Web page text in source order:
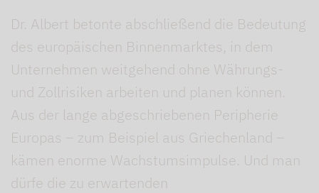
Dr. Albert betonte abschließend die Bedeutung
des europäischen Binnenmarktes, in dem
Unternehmen weitgehend ohne Währungs-
und Zollrisiken arbeiten und planen können.
Aus der lange abgeschriebenen Peripherie
Europas – zum Beispiel aus Griechenland –
kämen enorme Wachstumsimpulse. Und man
dürfe die zu erwartenden